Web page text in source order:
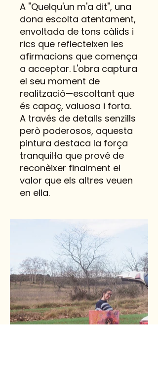
A "Quelqu'un m'a dit", una
dona escolta atentament,
envoltada de tons càlids i
rics que reflecteixen les
afirmacions que comença
a acceptar. L'obra captura
el seu moment de
realització—escoltant que
és capaç, valuosa i forta.
A través de detalls senzills
però poderosos, aquesta
pintura destaca la força
tranquil·la que prové de
reconèixer finalment el
valor que els altres veuen
en ella.